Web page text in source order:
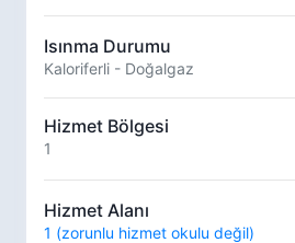
Isınma Durumu
Kaloriferli - Doğalgaz
Hizmet Bölgesi
1
Hizmet Alanı
1 (zorunlu hizmet okulu değil)